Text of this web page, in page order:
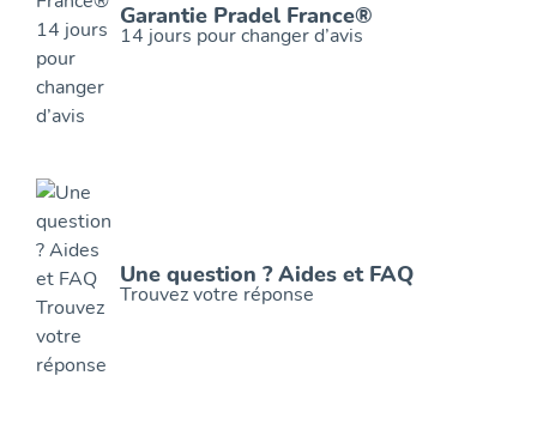
Garantie Pradel France®
14 jours pour changer d’avis
Une question ? Aides et FAQ
Trouvez votre réponse